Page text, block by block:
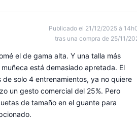
Publicado el 21/12/2025 à
tras una compra de 25/11/
el de gama alta. Y una talla más
está demasiado apretada. El
solo 4 entrenamientos, ya no quiere
un gesto comercial del 25%. Pero
de tamaño en el guante para